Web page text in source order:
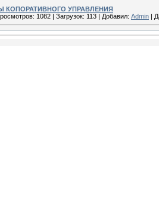
КОПОРАТИВНОГО УПРАВЛЕНИЯ
1082 | Загрузок: 113 | Добавил: Admin |